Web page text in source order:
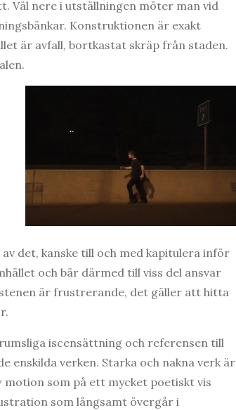
Väl nere i utställningen möter man vid
Konstruktionen är exakt
är avfall, bortkastat skräp från staden.
det, kanske till och med kapitulera inför
och bär därmed till viss del ansvar
är frustrerande, det gäller att hitta
iscensättning och referensen till
enskilda verken. Starka och nakna verk är
motion som på ett mycket poetiskt vis
som långsamt övergår i